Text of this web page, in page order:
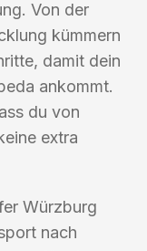
Von der
kümmern
damit dein
ankommt.
du von
extra
Würzburg
nach